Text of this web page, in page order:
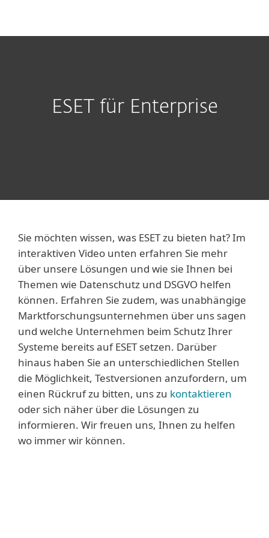
ESET für Enterprise
Sie möchten wissen, was ESET zu bieten hat? Im
interaktiven Video unten erfahren Sie mehr
über unsere Lösungen und wie sie Ihnen bei
Themen wie Datenschutz und DSGVO helfen
können. Erfahren Sie zudem, was unabhängige
Marktforschungsunternehmen über uns sagen
und welche Unternehmen beim Schutz Ihrer
Systeme bereits auf ESET setzen. Darüber
hinaus haben Sie an unterschiedlichen Stellen
die Möglichkeit, Testversionen anzufordern, um
einen Rückruf zu bitten, uns zu kontaktieren
oder sich näher über die Lösungen zu
informieren. Wir freuen uns, Ihnen zu helfen
wo immer wir können.